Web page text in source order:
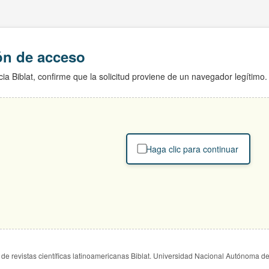
de acceso
Biblat, confirme que la solicitud proviene de un navegador legítimo.
Haga clic para continuar
revistas científicas latinoamericanas Biblat. Universidad Nacional Autónoma